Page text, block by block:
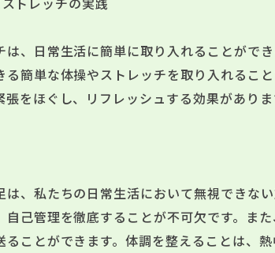
は、日常生活に簡単に取り入れることがで
る簡単な体操やストレッチを取り入れるこ
をほぐし、リフレッシュする効果がありま
は、私たちの日常生活において無視できな
自己管理を徹底することが不可欠です。ま
ることができます。体調を整えることは、